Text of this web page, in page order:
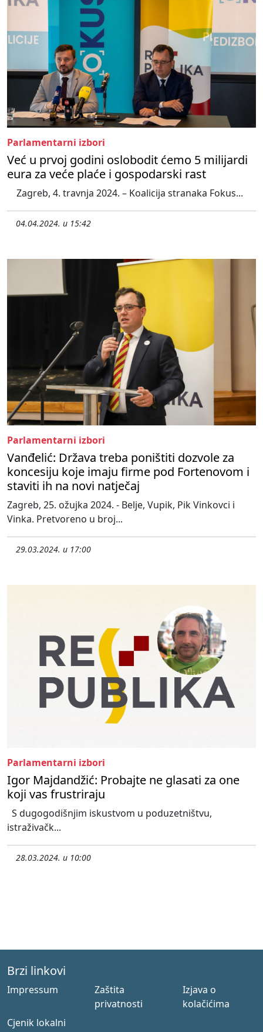
Parlamentarni izbori
Već u prvoj godini oslobodit ćemo 5 milijardi
eura za veće plaće i gospodarski rast
Zagreb, 4. travnja 2024. – Koalicija stranaka Fokus...
04.04.2024. u 15:42
Parlamentarni izbori
Vanđelić: Država treba poništiti dozvole za
koncesiju koje imaju firme pod Fortenovom i
staviti ih na novi natječaj
Zagreb, 25. ožujka 2024. - Belje, Vupik, Pik Vinkovci i
Vinka. Pretvoreno u broj...
29.03.2024. u 17:00
Parlamentarni izbori
Igor Majdandžić: Probajte ne glasati za one
koji vas frustriraju
S dugogodišnjim iskustvom u poduzetništvu,
istraživačk...
28.03.2024. u 10:00
Brzi linkovi
Impressum
Zaštita
privatnosti
Izjava o
kolačićima
Cjenik lokalni